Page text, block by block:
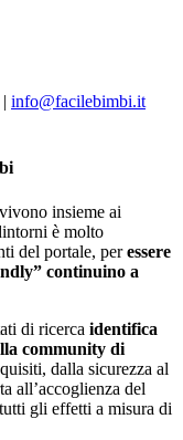
info@facilebimbi.it
insieme ai
è molto
del portale, peressere
continuino a
di ricerca identifica
community di
dalla sicurezza al
all’accoglienza del
gli effetti a misura di